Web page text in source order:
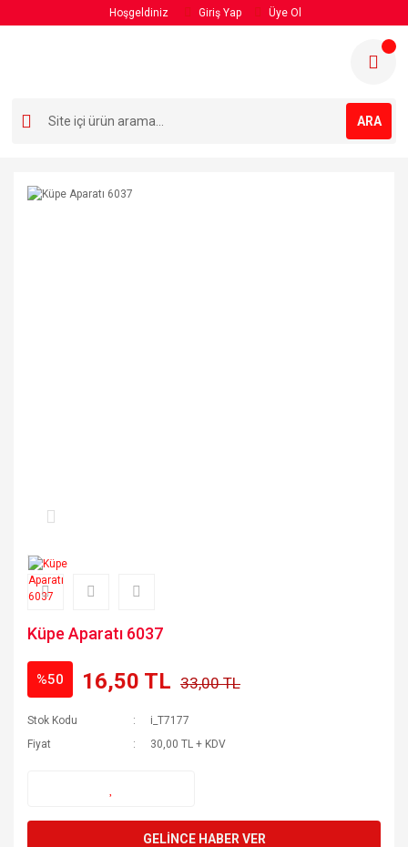
Hoşgeldiniz Giriş Yap Üye Ol
ARA
Küpe Aparatı 6037
%50 16,50 TL 33,00 TL
Stok Kodu
i_T7177
Fiyat
30,00 TL + KDV
GELİNCE HABER VER